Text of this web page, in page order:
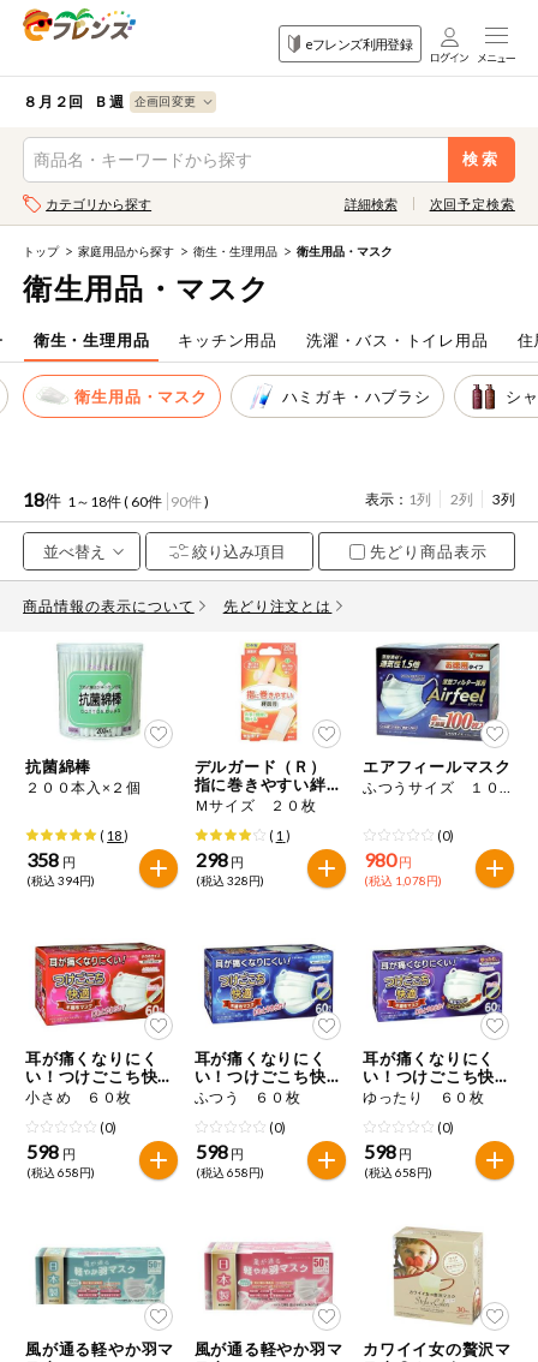
eフレンズ利用登録
ログイン
生協加入はこちら
登録から開始まで
注文番号注文
お気に入り注文
注文履歴注文
WEBカタログ
先着限定から探す
人気カテゴリ
食品から探す
家庭用品から探す
目的から探す
毎週自動お届け商品を確認する
いつでも注文（毎週企画）
８月２回 Ｂ週
検索
食品
から探す
目的
から探す
果物
野菜
肉・ハム・ソ
ーセージ
魚介・加工品
米・雑穀など
パン・ジャム
豆腐・納豆・
こんにゃく
冷蔵おかず
冷凍食品
ミールキット
など
麺類
レトルト・缶
詰・瓶詰
調味料・だ
し・油・ルー
おやつ
飲料
コール
切り花・仏花
果物すべて
カテゴリから探す 詳細検索
検索条件を指定してください。全項目に条件を指定しなくて
も検索できます。
キーワード
キーワードをすべて含む
メーカー名
カテゴリ
特価情報
アレルゲン情報
特定原材料と特定原材料に準ずるものが含まれていない商品
を検索できます。
小麦 そば 卵 乳
落花生 えび かに くるみ
特定原材料に準ずるもの
アーモンド あわび いか
カシューナッツ
キウイフルーツ 牛肉
さば ゼラチン 大豆
次回予定検索
トップ 家庭用品から探す 衛生・生理用品 衛生用品・マスク
衛生用品・マスク
衛生・生理用品 キッチン用品 洗濯・バス・トイレ用品 住
衛生用品・マスク ハミガキ・ハブラシ シ
18件 1～18件 ( 60件 90件) 表示： 1列 2列 3列
先どり商品表示
商品情報の表示について 先どり注文とは
抗菌綿棒
２００本入×２個
( 18)
358 円
(税込 394円)
デルガード（Ｒ）
指に巻きやすい絆創
膏
Ｍサイズ ２０枚
( 1 )
298 円
(税込 328円)
エアフィールマスク
ふつうサイズ １００枚
(0)
980円
(税込 1,078円)
耳が痛くなりにく
い！つけごこち快適
マスク
小さめ ６０枚
(0)
598 円
(税込 658円)
耳が痛くなりにく
い！つけごこち快適
マスク
ふつう ６０枚
(0)
598 円
(税込 658円)
耳が痛くなりにく
い！つけごこち快適
マスク
ゆったり ６０枚
(0)
598 円
(税込 658円)
風が通る軽やか羽マ
風が通る軽やか羽マ
カワイイ女の贅沢マ